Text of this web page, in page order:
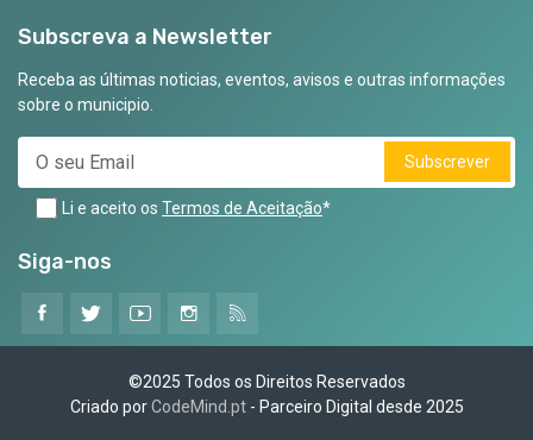
Subscreva a Newsletter
Receba as últimas noticias, eventos, avisos e outras informações
sobre o municipio.
Subscrever
Li e aceito os Termos de Aceitação*
Siga-nos
©2025 Todos os Direitos Reservados
Criado porCodeMind.pt- Parceiro Digital desde 2025